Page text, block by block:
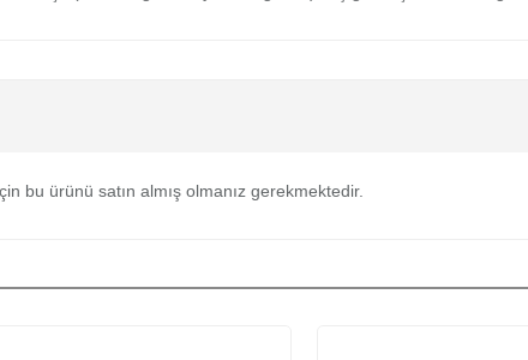
bu ürünü satın almış olmanız gerekmektedir.